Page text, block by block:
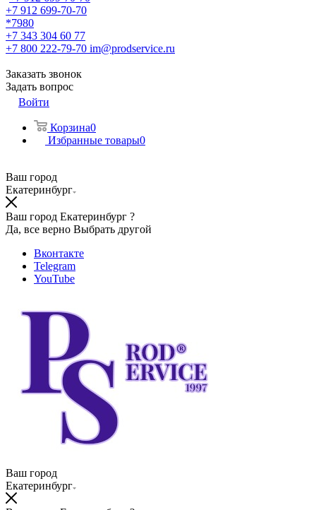
+7 912 699-70-70
*7980
+7 343 304 60 77
+7 800 222-79-70 im@prodservice.ru
Заказать звонок
Задать вопрос
Войти
Корзина0
Избранные товары0
Ваш город
Екатеринбург
Ваш город Екатеринбург ?
Да, все верно Выбрать другой
Вконтакте
Telegram
YouTube
Ваш город
Екатеринбург